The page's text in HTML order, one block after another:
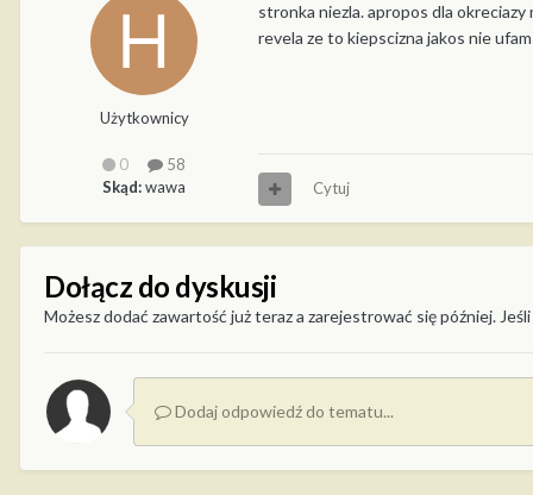
Użytkownicy
0
58
Skąd:wawa
stronka niezla. apropos dla
revela ze to kiepscizna jakos nie
Cytuj
Dołącz do dyskusji
Możesz dodać zawartość już teraz a zarejestrować się później.
Dodaj odpowiedź do tematu...